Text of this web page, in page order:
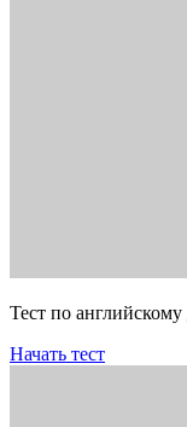
Тест по
Начать тест